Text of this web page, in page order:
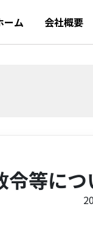
ーム 会社概要
等につ